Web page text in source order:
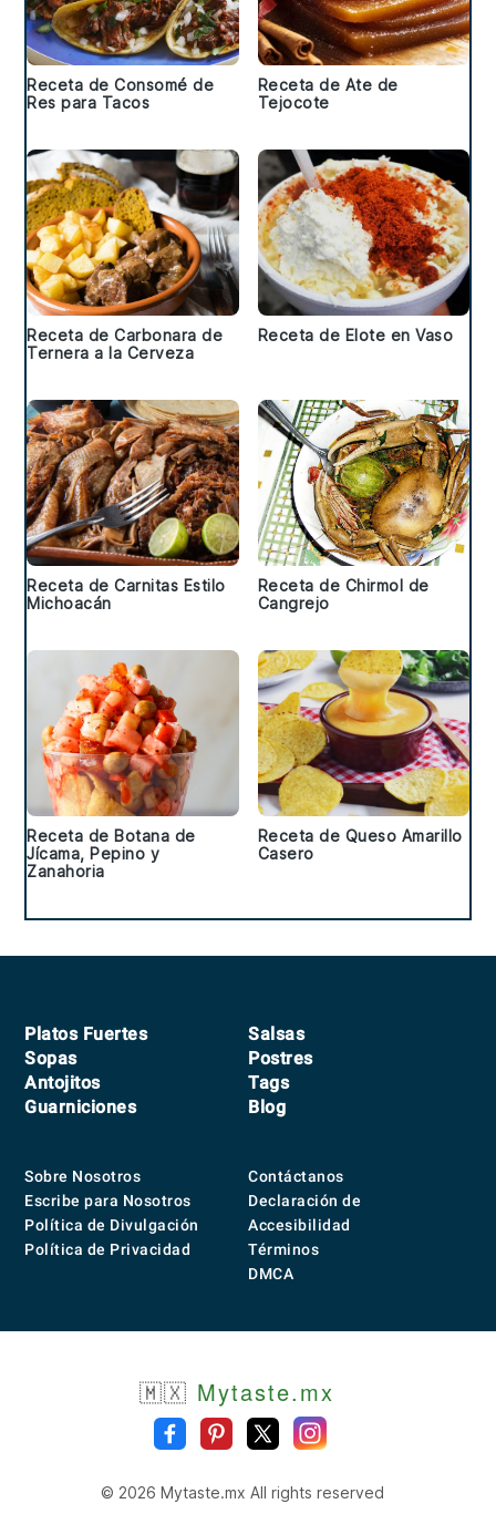
Receta de Consomé de
Res para Tacos
Receta de Ate de
Tejocote
Receta de Carbonara de
Ternera a la Cerveza
Receta de Elote en Vaso
Receta de Carnitas Estilo
Michoacán
Receta de Chirmol de
Cangrejo
Receta de Botana de
Jícama, Pepino y
Zanahoria
Receta de Queso Amarillo
Casero
Platos Fuertes
Sopas
Antojitos
Guarniciones
Salsas
Postres
Tags
Blog
Sobre Nosotros
Escribe para Nosotros
Política de Divulgación
Política de Privacidad
Contáctanos
Declaración de
Accesibilidad
Términos
DMCA
🇲🇽 Mytaste.mx
© 2026 Mytaste.mx All rights reserved